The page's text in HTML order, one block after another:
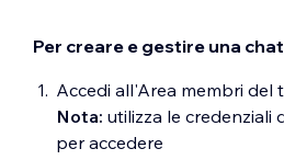
Per creare e gestire una
Accedi all'Area membri del
Nota: utilizza le credenziali
per accedere